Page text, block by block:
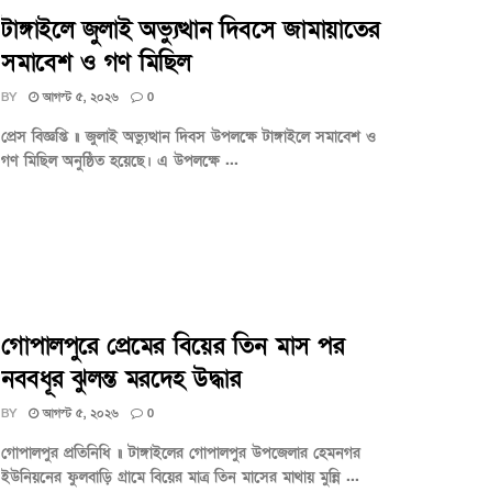
টাঙ্গাইলে জুলাই অভ্যুত্থান দিবসে জামায়াতের
সমাবেশ ও গণ মিছিল
BY আগস্ট ৫, ২০২৬ 0
প্রেস বিজ্ঞপ্তি ॥ জুলাই অভ্যুত্থান দিবস উপলক্ষে টাঙ্গাইলে সমাবেশ ও
গণ মিছিল অনুষ্ঠিত হয়েছে। এ উপলক্ষে ...
গোপালপুরে প্রেমের বিয়ের তিন মাস পর
নববধূর ঝুলন্ত মরদেহ উদ্ধার
BY আগস্ট ৫, ২০২৬ 0
গোপালপুর প্রতিনিধি ॥ টাঙ্গাইলের গোপালপুর উপজেলার হেমনগর
ইউনিয়নের ফুলবাড়ি গ্রামে বিয়ের মাত্র তিন মাসের মাথায় মুন্নি ...